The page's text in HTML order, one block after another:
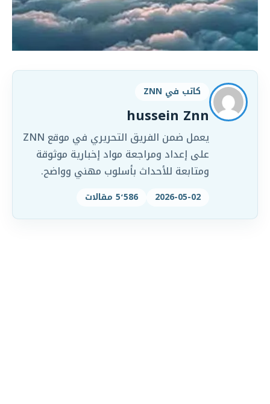
كاتب في ZNN
hussein Znn
يعمل ضمن الفريق التحريري في موقع ZNN
على إعداد ومراجعة مواد إخبارية موثوقة
ومتابعة للأحداث بأسلوب مهني وواضح.
2026-05-02 5٬586 مقالات